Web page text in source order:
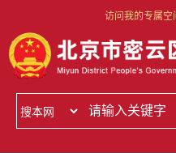
访问我的专属空